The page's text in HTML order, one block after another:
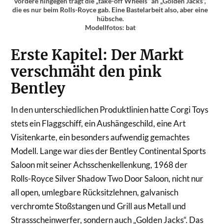
die es nur beim Rolls-Royce gab. Eine Bastelarbeit also, aber eine
hübsche.
Modellfotos: bat
Erste Kapitel: Der Markt
verschmäht den pink
Bentley
In den unterschiedlichen Produktlinien hatte Corgi Toys
stets ein Flaggschiff, ein Aushängeschild, eine Art
Visitenkarte, ein besonders aufwendig gemachtes
Modell. Lange war dies der Bentley Continental Sports
Saloon mit seiner Achsschenkellenkung, 1968 der
Rolls-Royce Silver Shadow Two Door Saloon, nicht nur
all open, umlegbare Rücksitzlehnen, galvanisch
verchromte Stoßstangen und Grill aus Metall und
Strassscheinwerfer, sondern auch „Golden Jacks“. Das